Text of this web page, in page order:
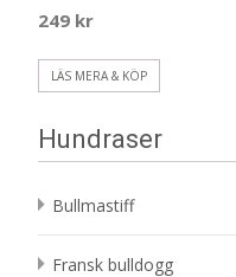
249 kr
LÄS MERA & KÖP
Hundraser
Bullmastiff
Fransk bulldogg